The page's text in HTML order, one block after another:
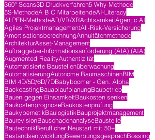
360°-Scans3D-Druckverfahren5-Why-Methode
5S-MethodeA B C MitarbeitendeAI-Literacy
ALPEN-MethodeAR/VR/XRAchtsamkeitAgentic AI
Agiles ProjektmanagementAll-Risk-Versicherung
AmortisationsberechnungAnnuitätenmethode
ArchitekturAsset-Management
Auftraggeber-Informationsanforderung (AIA) (AIA)
Augmented RealityAuthentizität
Automatisierte Baustellenüberwachung
AutomatisierungAutonome BaumaschinenBIM
BIM 4D/5D/6D/7DBabyboomer - Gen. Alpha
BackcastingBauablaufplanungBaubetrieb
Bauen gegen EinsamkeitBaukosten senken
BaukostenprognoseBaukostenprüfung
BaukybernetikBaulogistikBauprojektmanagement
BaurevisionBauschadenanalyseBaustelle
BautechnikBeruflicher Neustart mit 50+
BestandsentwicklungBewerbungsgesprächBossing